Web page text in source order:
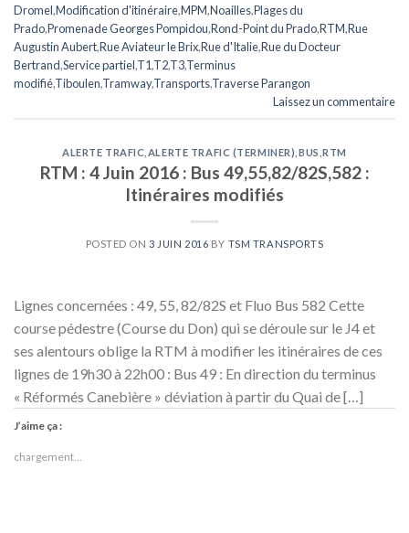
Dromel,Modification d'itinéraire,MPM,Noailles,Plages du
Prado,Promenade Georges Pompidou,Rond-Point du Prado,RTM,Rue
Augustin Aubert,Rue Aviateur le Brix,Rue d'Italie,Rue du Docteur
Bertrand,Service partiel,T1,T2,T3,Terminus
modifié,Tiboulen,Tramway,Transports,Traverse Parangon
Laissez un commentaire
ALERTE TRAFIC ALERTE TRAFIC (TERMINER) BUS ,RTM
RTM : 4 Juin 2016 : Bus 49,55,82/82S,582 :
Itinéraires modifiés
POSTED ON3 JUIN 2016 BY TSM TRANSPORTS
Lignes concernées : 49, 55, 82/82S et Fluo Bus 582 Cette
course pédestre (Course du Don) qui se déroule sur le J4 et
ses alentours oblige la RTM à modifier les itinéraires de ces
lignes de 19h30 à 22h00 : Bus 49 : En direction du terminus
« Réformés Canebière » déviation à partir du Quai de […]
J’aime ça :
chargement…